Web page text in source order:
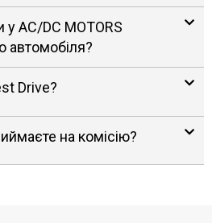
AC/DC MOTORS
автомобіля?
Drive?
на комісію?